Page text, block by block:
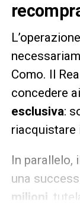
Como. Il
concedere
esclusiva:
riacquistare
In parallelo,
una
milioni ,